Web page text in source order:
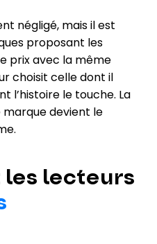
négligé, mais il est
proposant les
prix avec la même
choisit celle dont il
l’histoire le touche. La
marque devient le
les lecteurs